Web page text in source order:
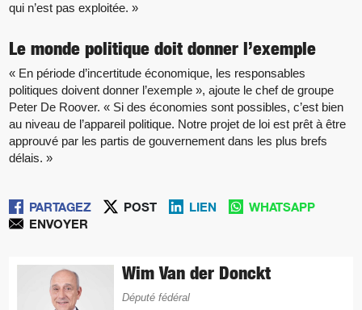
qui n’est pas exploitée. »
Le monde politique doit donner l’exemple
« En période d’incertitude économique, les responsables
politiques doivent donner l’exemple », ajoute le chef de groupe
Peter De Roover. « Si des économies sont possibles, c’est bien
au niveau de l’appareil politique. Notre projet de loi est prêt à être
approuvé par les partis de gouvernement dans les plus brefs
délais. »
PARTAGEZ POST LIEN
WHATSAPP
ENVOYER
Wim Van der Donckt
Député fédéral